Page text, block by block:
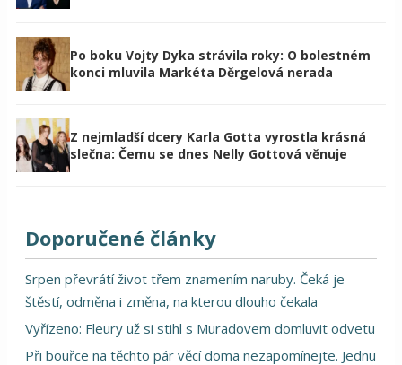
Po boku Vojty Dyka strávila roky: O bolestném
konci mluvila Markéta Děrgelová nerada
Z nejmladší dcery Karla Gotta vyrostla krásná
slečna: Čemu se dnes Nelly Gottová věnuje
Doporučené články
Srpen převrátí život třem znamením naruby. Čeká je
štěstí, odměna i změna, na kterou dlouho čekala
Vyřízeno: Fleury už si stihl s Muradovem domluvit odvetu
Při bouřce na těchto pár věcí doma nezapomínejte. Jednu